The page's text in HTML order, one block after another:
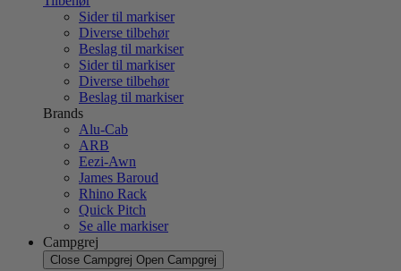
Sider til markiser
Diverse tilbehør
Beslag til markiser
Sider til markiser
Diverse tilbehør
Beslag til markiser
Brands
Alu-Cab
ARB
Eezi-Awn
James Baroud
Rhino Rack
Quick Pitch
Se alle markiser
Campgrej
Close Campgrej Open Campgrej